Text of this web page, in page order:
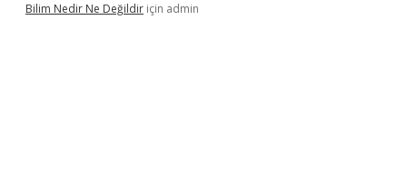
Bilim Nedir Ne Değildir için admin